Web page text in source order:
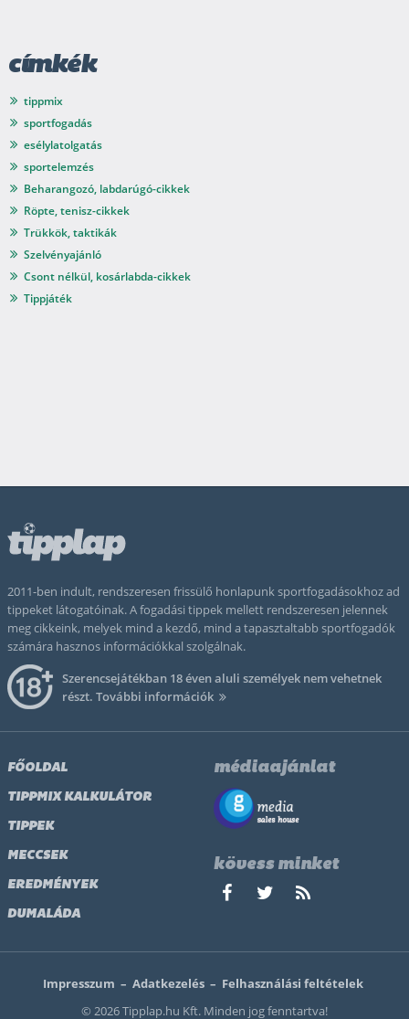
címkék
tippmix
sportfogadás
esélylatolgatás
sportelemzés
Beharangozó, labdarúgó-cikkek
Röpte, tenisz-cikkek
Trükkök, taktikák
Szelvényajánló
Csont nélkül, kosárlabda-cikkek
Tippjáték
2011-ben indult, rendszeresen frissülő honlapunk sportfogadásokhoz ad
tippeket látogatóinak. A fogadási tippek mellett rendszeresen jelennek
meg cikkeink, melyek mind a kezdő, mind a tapasztaltabb sportfogadók
számára hasznos információkkal szolgálnak.
Szerencsejátékban 18 éven aluli személyek nem vehetnek
részt. További információk
FŐOLDAL
TIPPMIX KALKULÁTOR
TIPPEK
MECCSEK
EREDMÉNYEK
DUMALÁDA
médiaajánlat
kövess minket
Impresszum – Adatkezelés – Felhasználási feltételek
© 2026 Tipplap.hu Kft. Minden jog fenntartva!